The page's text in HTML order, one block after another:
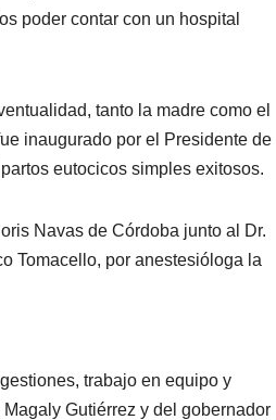
poder contar con un hospital
tanto la madre como el
inaugurado por el Presidente de
eutocicos simples exitosos.
Navas de Córdoba junto al Dr.
Tomacello, por anestesióloga la
trabajo en equipo y
Gutiérrez y del gobernador